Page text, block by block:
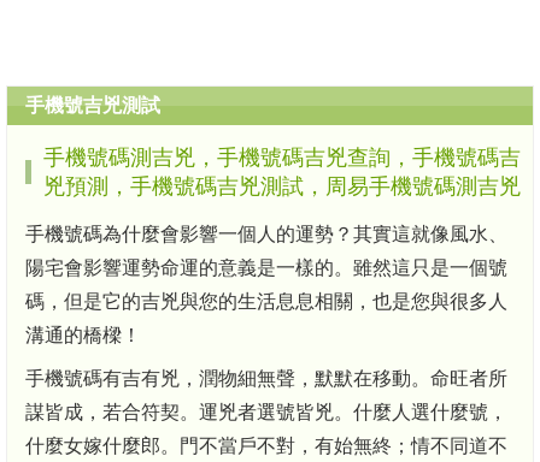
手機號吉兇測試
手機號碼測吉兇，手機號碼吉兇查詢，手機號碼吉
兇預測，手機號碼吉兇測試，周易手機號碼測吉兇
手機號碼為什麼會影響一個人的運勢？其實這就像風水、
陽宅會影響運勢命運的意義是一樣的。雖然這只是一個號
碼，但是它的吉兇與您的生活息息相關，也是您與很多人
溝通的橋樑！
手機號碼有吉有兇，潤物細無聲，默默在移動。命旺者所
謀皆成，若合符契。運兇者選號皆兇。什麼人選什麼號，
什麼女嫁什麼郎。門不當戶不對，有始無終；情不同道不